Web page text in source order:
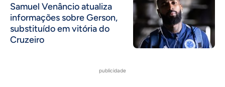
Samuel Venâncio atualiza
informações sobre Gerson,
substituído em vitória do
Cruzeiro
publicidade